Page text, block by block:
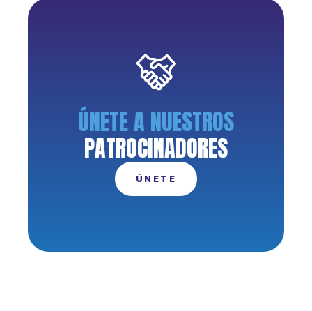
ÚNETE A NUESTROS
PATROCINADORES
ÚNETE